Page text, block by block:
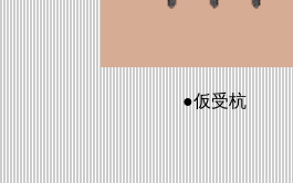
●仮受杭